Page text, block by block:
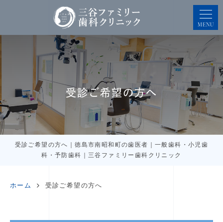
MENU
受診ご希望の方へ
受診ご希望の方へ｜徳島市南昭和町の歯医者｜一般歯科・小児歯
科・予防歯科｜三谷ファミリー歯科クリニック
ホーム 受診ご希望の方へ